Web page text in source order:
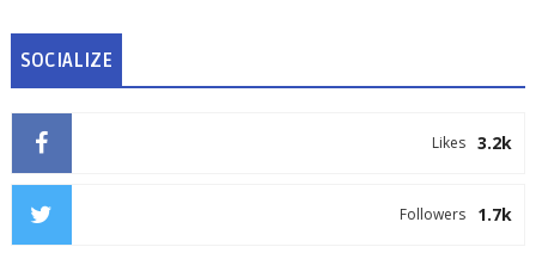
SOCIALIZE
3.2k
Likes
1.7k
Followers